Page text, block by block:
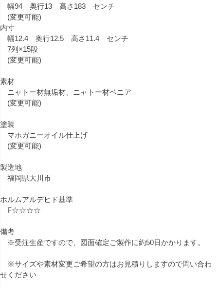
幅94 奥行13 高さ183 センチ
(変更可能)
内寸
幅12.4 奥行12.5 高さ11.4 センチ
7列×15段
(変更可能)
素材
ニャトー材無垢材、ニャトー材ベニア
(変更可能)
塗装
マホガニーオイル仕上げ
(変更可能)
製造地
福岡県大川市
ホルムアルデヒド基準
F☆☆☆☆
備考
※受注生産ですので、図面確定ご製作に約50日かかります。
※サイズや素材変更ご希望の方はお見積りしますので問い合わ
せください